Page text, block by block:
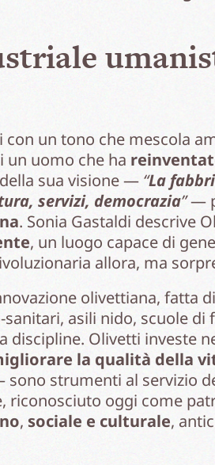
i con un tono che mescola
un uomo che ha
della sua visione — “La
servizi, democrazia”—
. Sonia Gastaldi descrive
, un luogo capace di
allora, ma
olivettiana, fatta
asili nido, scuole
discipline. Olivetti investe
la qualità della
strumenti al servizio
oggi come
, sociale e culturale,